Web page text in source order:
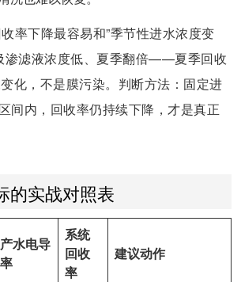
率下降最容易和”季节性进水浓度变
渗滤液浓度低、夏季翻倍——夏季回收
化，不是膜污染。判断方法：固定进
间内，回收率仍持续下降，才是真正
的实战对照表
产水电导
率
系统
回收
率
建议动作